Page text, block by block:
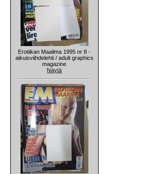
Erotiikan Maailma 1995 nr 8 -
aikuisviihdelehti / adult graphics
magazine
Näytä